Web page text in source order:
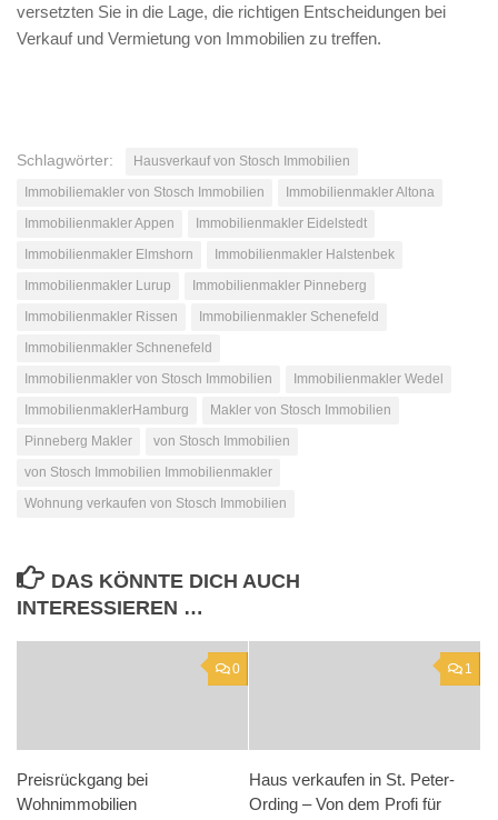
versetzten Sie in die Lage, die richtigen Entscheidungen bei
Verkauf und Vermietung von Immobilien zu treffen.
Schlagwörter:
Hausverkauf von Stosch Immobilien
Immobiliemakler von Stosch Immobilien
Immobilienmakler Altona
Immobilienmakler Appen
Immobilienmakler Eidelstedt
Immobilienmakler Elmshorn
Immobilienmakler Halstenbek
Immobilienmakler Lurup
Immobilienmakler Pinneberg
Immobilienmakler Rissen
Immobilienmakler Schenefeld
Immobilienmakler Schnenefeld
Immobilienmakler von Stosch Immobilien
Immobilienmakler Wedel
ImmobilienmaklerHamburg
Makler von Stosch Immobilien
Pinneberg Makler
von Stosch Immobilien
von Stosch Immobilien Immobilienmakler
Wohnung verkaufen von Stosch Immobilien
DAS KÖNNTE DICH AUCH
INTERESSIEREN …
0
Preisrückgang bei
Wohnimmobilien
1
Haus verkaufen in St. Peter-
Ording – Von dem Profi für